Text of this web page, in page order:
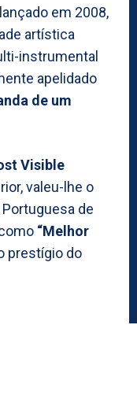
em 2008,
artística
instrumental
apelidado
de um
Visible
valeu-lhe o
de
“Melhor
prestígio do